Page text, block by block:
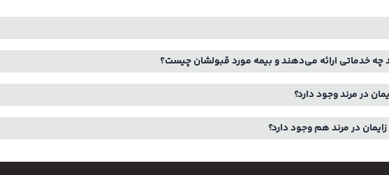
چه خدماتی ارائه می‌دهند و بیمه مورد قبولشان چیست؟
در مرند وجود دارد؟
در مرند هم وجود دارد؟